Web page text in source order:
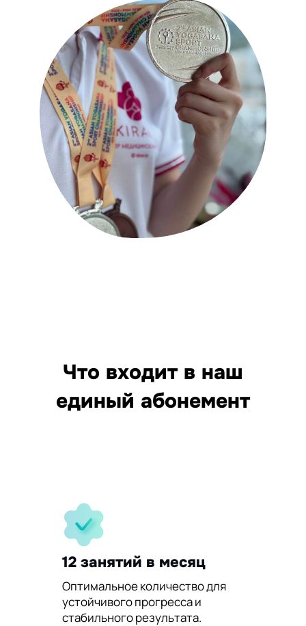
Что входит в наш
единый абонемент
12 занятий в месяц
Оптимальное количество для
устойчивого прогресса и
стабильного результата.